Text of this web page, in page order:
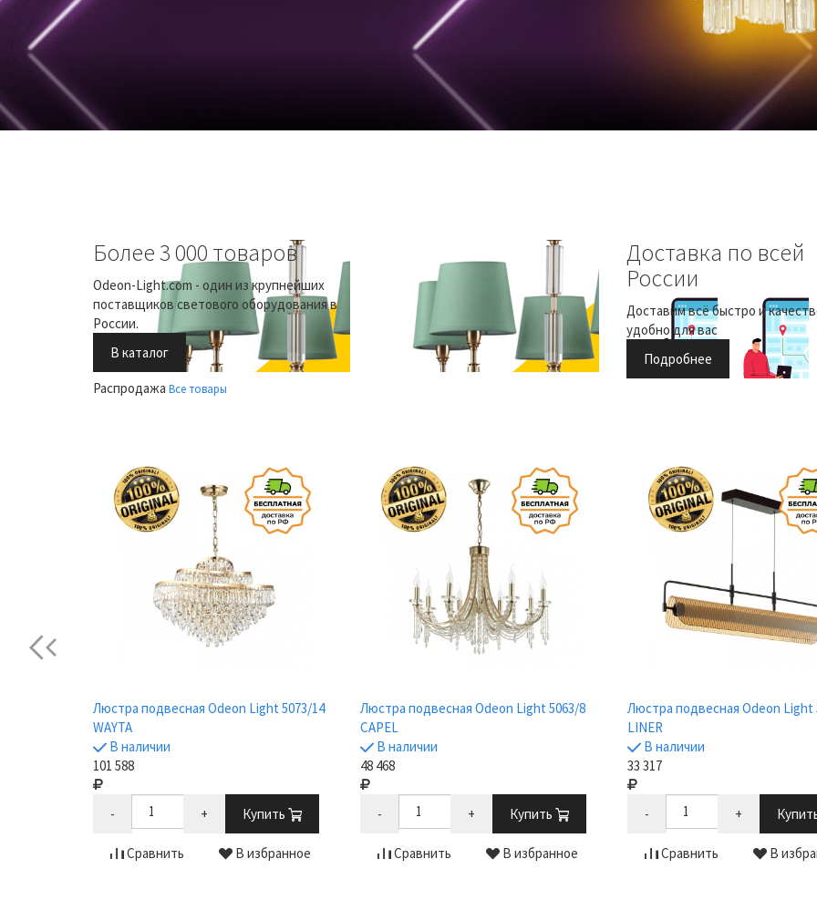
Более 3 000 товаров
Odeon-Light.com - один из крупнейших
поставщиков светового оборудования в
России.
В каталог
Доставка по всей
России
Доставим всё быстро и
удобно для вас
Подробнее
Распродажа Все товары
Previous
Люстра подвесная Odeon Light 5073/14
WAYTA
В наличии
101 588
- + Купить
Сравнить В избранное
Люстра подвесная Odeon Light 5063/8
CAPEL
В наличии
48 468
- + Купить
Сравнить В избранное
Люстра подвесная Odeon Light
LINER
В наличии
33 317
- +
Сравнить В